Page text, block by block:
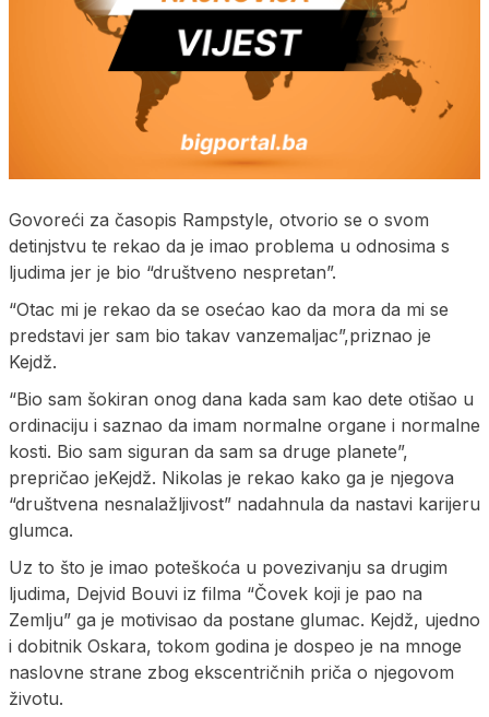
Govoreći za časopis Rampstyle, otvorio se o svom
detinjstvu te rekao da je imao problema u odnosima s
ljudima jer je bio “društveno nespretan”.
“Otac mi je rekao da se osećao kao da mora da mi se
predstavi jer sam bio takav vanzemaljac”,priznao je
Kejdž.
“Bio sam šokiran onog dana kada sam kao dete otišao u
ordinaciju i saznao da imam normalne organe i normalne
kosti. Bio sam siguran da sam sa druge planete”,
prepričao jeKejdž. Nikolas je rekao kako ga je njegova
“društvena nesnalažljivost” nadahnula da nastavi karijeru
glumca.
Uz to što je imao poteškoća u povezivanju sa drugim
ljudima, Dejvid Bouvi iz filma “Čovek koji je pao na
Zemlju” ga je motivisao da postane glumac. Kejdž, ujedno
i dobitnik Oskara, tokom godina je dospeo je na mnoge
naslovne strane zbog ekscentričnih priča o njegovom
životu.